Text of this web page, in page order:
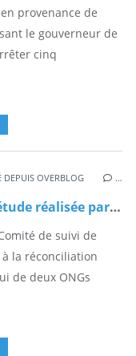
provenance de
le gouverneur de
cinq
DEPUIS OVERBLOG …
Les leçons de l’étude réalisée par Pr Roland Marchal sur le Tchad
de suivi de
à la réconciliation
de deux ONGs